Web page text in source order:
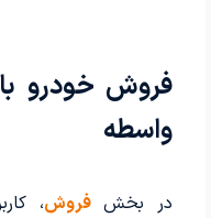
فروش خودرو
واسطه
در بخشفروش،